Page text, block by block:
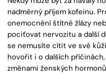
nadměrný příjem kofeinu.
onemocnění štítné žlázy
pociťovat nervozitu a další
se nemusíte cítit ve své
hovořit i o dalších
změnami ženských